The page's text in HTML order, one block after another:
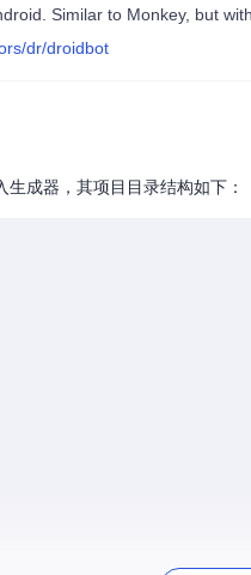
Similar to Monkey, but
dr/droidbot
成器，其项目目录结构如下：